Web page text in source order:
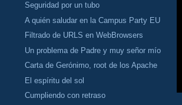
Seguridad por un tubo
A quién saludar en la Campus Party EU
Filtrado de URLS en WebBrowsers
Un problema de Padre y muy señor mío
Carta de Gerónimo, root de los Apache
El espíritu del sol
Cumpliendo con retraso